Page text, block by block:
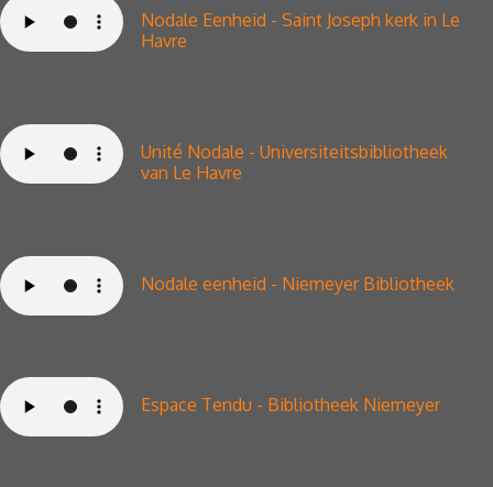
Nodale Eenheid - Saint Joseph kerk in Le
Havre
Unité Nodale - Universiteitsbibliotheek
van Le Havre
Nodale eenheid - Niemeyer Bibliotheek
Espace Tendu - Bibliotheek Niemeyer